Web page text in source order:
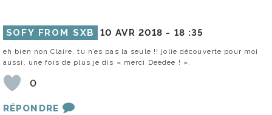
SOFY FROM SXB 10 AVR 2018 - 18 :35
eh bien non Claire, tu n’es pas la seule !! jolie découverte pour moi
aussi. une fois de plus je dis « merci Deedee ! ».
0
RÉPONDRE